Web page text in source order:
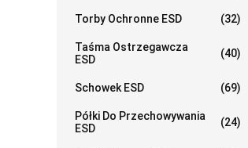
Torby Ochronne ESD (32)
Taśma Ostrzegawcza
ESD
(40)
Schowek ESD (69)
Półki Do Przechowywania
ESD
(24)